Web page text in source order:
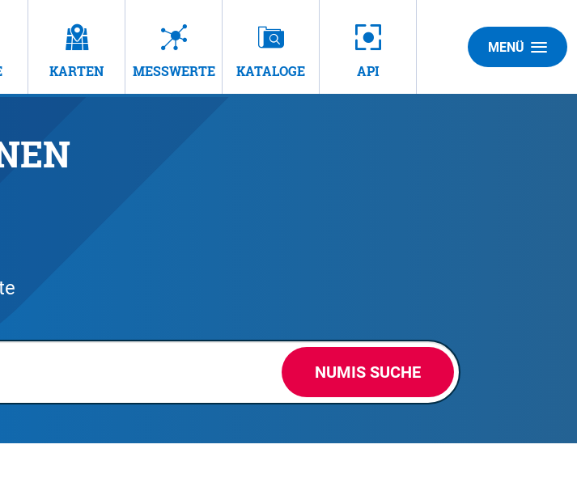
KARTEN MESSWERTE KATALOGE API
MENÜ
NUMIS SUCHE